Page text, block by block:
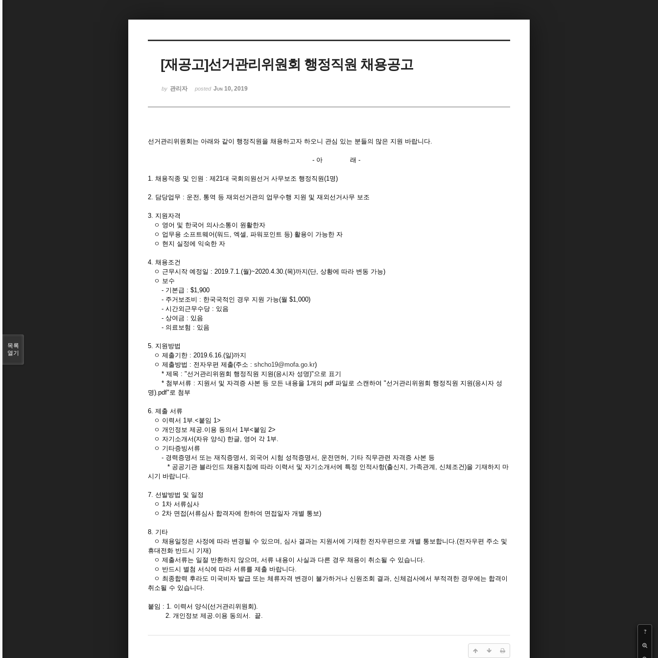
[재공고]선거관리위원회 행정직원 채용공고
by 관리자 posted Jun 10, 2019
?
선거관리위원회는 아래와 같이 행정직원을 채용하고자 하오니 관심 있는 분들의 많은 지원 바랍니다.
- 아 래 -
1. 채용직종 및 인원 : 제21대 국회의원선거 사무보조 행정직원(1명)
2. 담당업무 : 운전, 통역 등 재외선거관의 업무수행 지원 및 재외선거사무 보조
3. 지원자격
ㅇ 영어 및 한국어 의사소통이 원활한자
ㅇ 업무용 소프트웨어(워드, 엑셀, 파워포인트 등) 활용이 가능한 자
ㅇ 현지 실정에 익숙한 자
4. 채용조건
ㅇ 근무시작 예정일 : 2019.7.1.(월)~2020.4.30.(목)까지(단, 상황에 따라 변동 가능)
ㅇ 보수
- 기본급 : $1,900
- 주거보조비 : 한국국적인 경우 지원 가능(월 $1,000)
- 시간외근무수당 : 있음
- 상여금 : 있음
- 의료보험 : 있음
5. 지원방법
ㅇ 제출기한 : 2019.6.16.(일)까지
ㅇ 제출방법 : 전자우편 제출(주소 : shcho19@mofa.go.kr)
* 제목 : "선거관리위원회 행정직원 지원(응시자 성명)"으로 표기
* 첨부서류 : 지원서 및 자격증 사본 등 모든 내용을 1개의 pdf 파일로 스캔하여 "선거관리위원회 행정직원 지원(응시자 성
명).pdf"로 첨부
6. 제출 서류
ㅇ 이력서 1부.<붙임 1>
ㅇ 개인정보 제공.이용 동의서 1부<붙임 2>
ㅇ 자기소개서(자유 양식) 한글, 영어 각 1부.
ㅇ 기타증빙서류
- 경력증명서 또는 재직증명서, 외국어 시험 성적증명서, 운전면허, 기타 직무관련 자격증 사본 등
* 공공기관 블라인드 채용지침에 따라 이력서 및 자기소개서에 특정 인적사항(출신지, 가족관계, 신체조건)을 기재하지 마
시기 바랍니다.
7. 선발방법 및 일정
ㅇ 1차 서류심사
ㅇ 2차 면접(서류심사 합격자에 한하여 면접일자 개별 통보)
8. 기타
ㅇ 채용일정은 사정에 따라 변경될 수 있으며, 심사 결과는 지원서에 기재한 전자우편으로 개별 통보합니다.(전자우편 주소 및
휴대전화 반드시 기재)
ㅇ 제출서류는 일절 반환하지 않으며, 서류 내용이 사실과 다른 경우 채용이 취소될 수 있습니다.
ㅇ 반드시 별첨 서식에 따라 서류를 제출 바랍니다.
ㅇ 최종합력 후라도 미국비자 발급 또는 체류자격 변경이 불가하거나 신원조회 결과, 신체검사에서 부적격한 경우에는 합격이
취소될 수 있습니다.
붙임 : 1. 이력서 양식(선거관리위원회).
2. 개인정보 제공.이용 동의서. 끝.
목록
열기
Sketchbook5, 스케치북5
Sketchbook5, 스케치북5